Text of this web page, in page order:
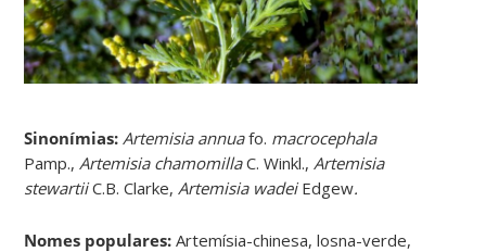
Sinonímias: Artemisia annuafo. macrocephala
Pamp., Artemisia chamomillaC. Winkl., Artemisia
stewartiiC.B. Clarke, Artemisia wadeiEdgew.
Nomes populares:Artemísia-chinesa, losna-verde,